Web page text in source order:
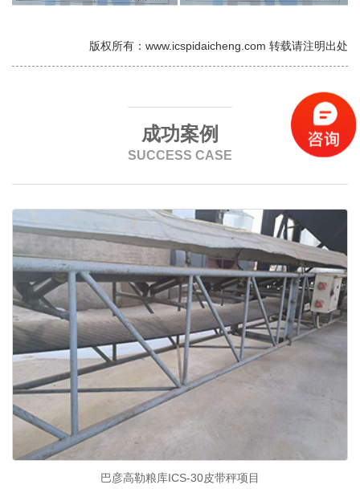
版权所有：www.icspidaicheng.com 转载请注明出处
成功案例
SUCCESS CASE
巴彦高勒粮库ICS-30皮带秤项目